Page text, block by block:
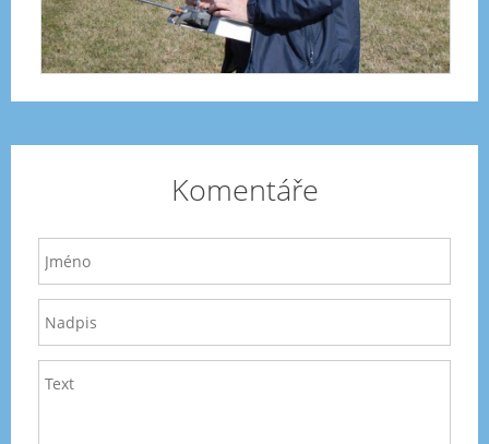
Komentáře